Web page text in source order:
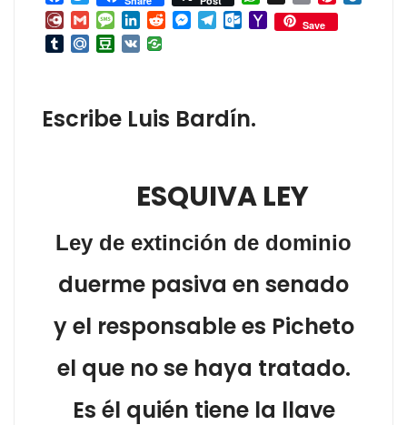
Mail
Diary.Ru
GmailMessage
LinkedIn
RedditMessenger
Telegram
Outlook.com
Yahoo
Mail
Save
TumblrMail.RuDouban
VK
Escribe Luis Bardín.
ESQUIVA LEY
Ley de extinción de dominio
duerme pasiva en senado
y el responsable es Picheto
el que no se haya tratado.
Es él quién tiene la llave